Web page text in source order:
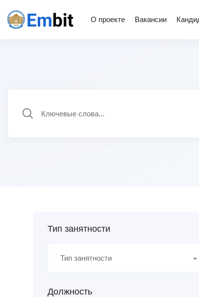
О проекте Вакансии
Тип занятности
Тип занятности
Должность